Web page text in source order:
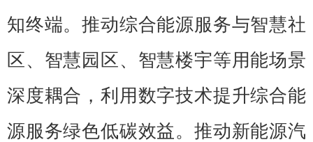
知终端。推动综合能源服务与智慧社
区、智慧园区、智慧楼宇等用能场景
深度耦合，利用数字技术提升综合能
源服务绿色低碳效益。推动新能源汽